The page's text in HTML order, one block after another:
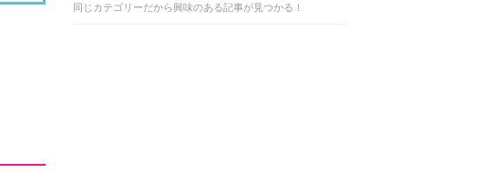
同じカテゴリーだから興味のある記事が見つかる！